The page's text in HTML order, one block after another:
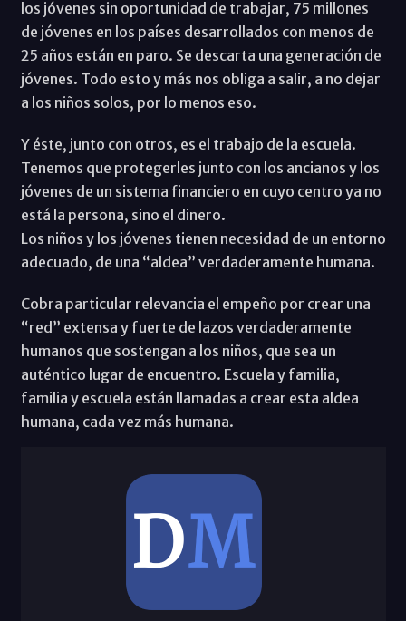
los jóvenes sin oportunidad de trabajar, 75 millones
de jóvenes en los países desarrollados con menos de
25 años están en paro. Se descarta una generación de
jóvenes. Todo esto y más nos obliga a salir, a no dejar
a los niños solos, por lo menos eso.
Y éste, junto con otros, es el trabajo de la escuela.
Tenemos que protegerles junto con los ancianos y los
jóvenes de un sistema financiero en cuyo centro ya no
está la persona, sino el dinero.
Los niños y los jóvenes tienen necesidad de un entorno
adecuado, de una “aldea” verdaderamente humana.
Cobra particular relevancia el empeño por crear una
“red” extensa y fuerte de lazos verdaderamente
humanos que sostengan a los niños, que sea un
auténtico lugar de encuentro. Escuela y familia,
familia y escuela están llamadas a crear esta aldea
humana, cada vez más humana.